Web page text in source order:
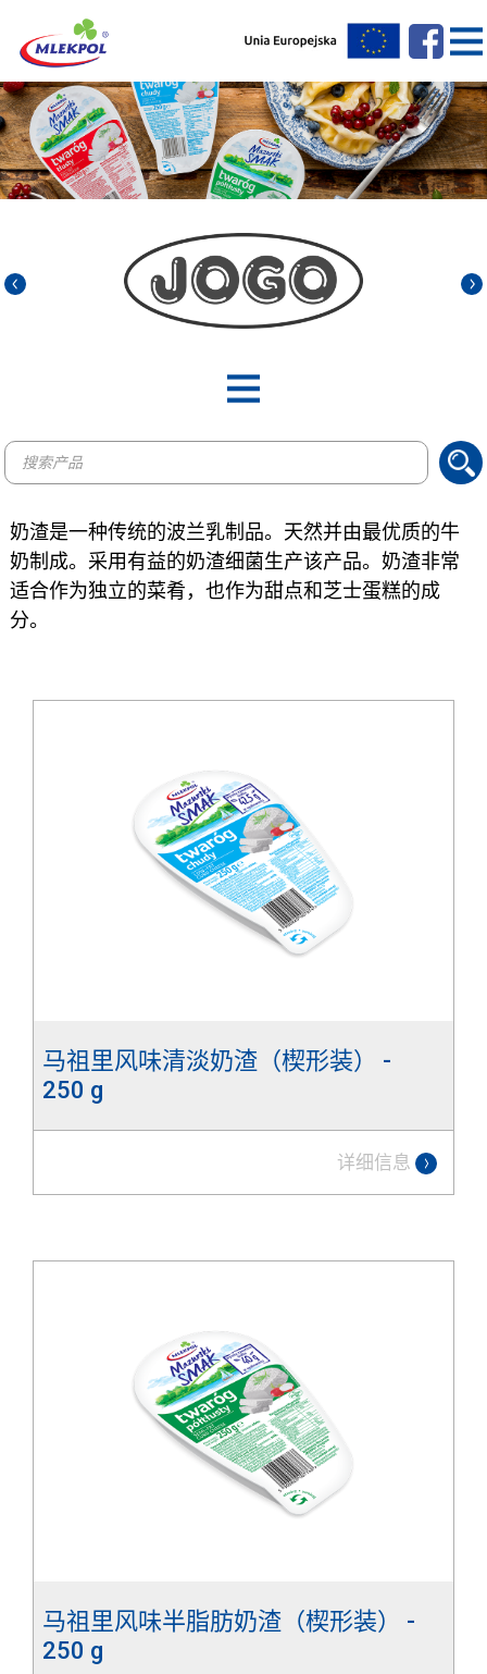
Products
search
奶渣是一种传统的波兰乳制品。天然并由最优质的牛
奶制成。采用有益的奶渣细菌生产该产品。奶渣非常
适合作为独立的菜肴，也作为甜点和芝士蛋糕的成
分。
马祖里风味清淡奶渣（楔形装） -
250 g
详细信息
马祖里风味半脂肪奶渣（楔形装） -
250 g